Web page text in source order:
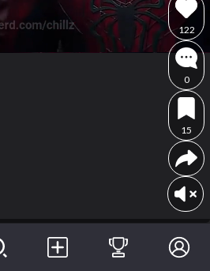
122
0
15